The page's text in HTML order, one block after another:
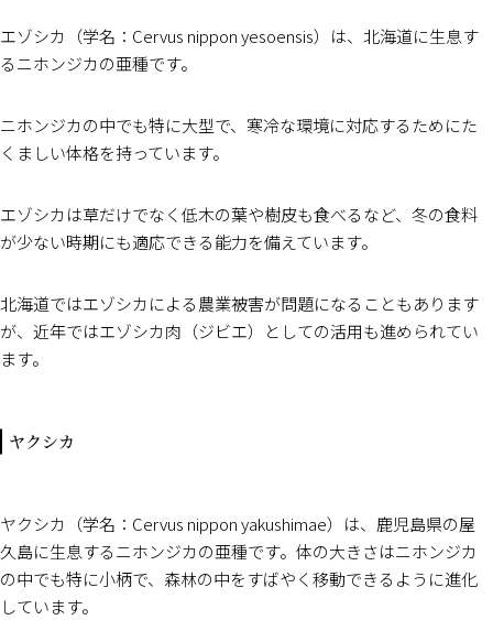
エゾシカ（学名：Cervus nippon yesoensis）は、北海道に生息す
るニホンジカの亜種です。
ニホンジカの中でも特に大型で、寒冷な環境に対応するためにた
くましい体格を持っています。
エゾシカは草だけでなく低木の葉や樹皮も食べるなど、冬の食料
が少ない時期にも適応できる能力を備えています。
北海道ではエゾシカによる農業被害が問題になることもあります
が、近年ではエゾシカ肉（ジビエ）としての活用も進められてい
ます。
ヤクシカ
ヤクシカ（学名：Cervus nippon yakushimae）は、鹿児島県の屋
久島に生息するニホンジカの亜種です。体の大きさはニホンジカ
の中でも特に小柄で、森林の中をすばやく移動できるように進化
しています。